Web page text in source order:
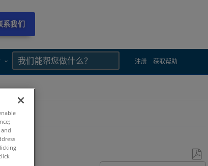
系我们
注册 获取帮助